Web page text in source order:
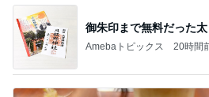
御朱印まで無料だった
Amebaトピックス 20時間